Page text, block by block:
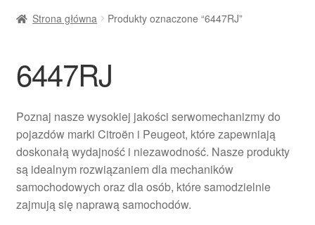
Dostawa
Dostawa na cały świat
Moje konto
O nas
Płatności
Strona główna Produkty oznaczone “6447RJ”
6447RJ
Poznaj nasze wysokiej jakości serwomechanizmy do
pojazdów marki Citroën i Peugeot, które zapewniają
doskonałą wydajność i niezawodność. Nasze produkty
są idealnym rozwiązaniem dla mechaników
samochodowych oraz dla osób, które samodzielnie
zajmują się naprawą samochodów.